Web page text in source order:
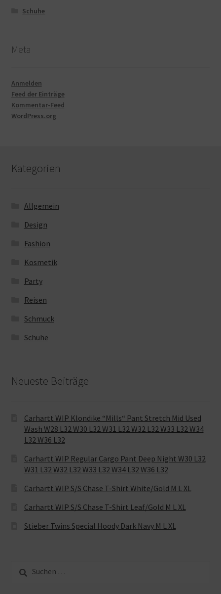
Schuhe
Meta
Anmelden
Feed der Einträge
Kommentar-Feed
WordPress.org
Kategorien
Allgemein
Design
Fashion
Kosmetik
Party
Reisen
Schmuck
Schuhe
Neueste Beiträge
Carhartt WIP Klondike “Mills“ Pant Stretch Mid Used
Wash W28 L32 W30 L32 W31 L32 W32 L32 W33 L32 W34
L32 W36 L32
Carhartt WIP Regular Cargo Pant Deep Night W30 L32
W31 L32 W32 L32 W33 L32 W34 L32 W36 L32
Carhartt WIP S/S Chase T-Shirt White/Gold M L XL
Carhartt WIP S/S Chase T-Shirt Leaf/Gold M L XL
Stieber Twins Special Hoody Dark Navy M L XL
nach: